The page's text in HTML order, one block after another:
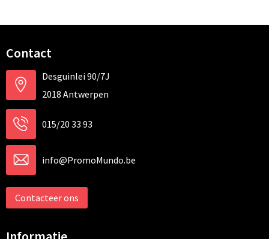
Contact
Desguinlei 90/7J
2018 Antwerpen
015/20 33 93
info@PromoMundo.be
Contacteer ons